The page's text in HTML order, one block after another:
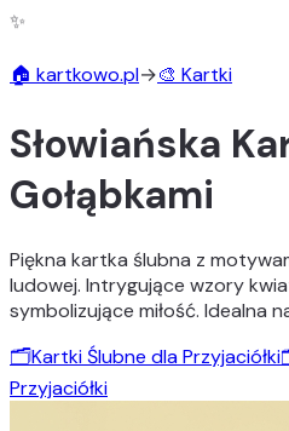
✨
🏠 kartkowo.pl→🎨 Kartki
Słowiańska
Gołąbkami
Piękna kartka ślubna z
ludowej. Intrygujące wzory
symbolizujące miłość. Idealna
🗂️Kartki Ślubne dla Przyjaciółki
Przyjaciółki